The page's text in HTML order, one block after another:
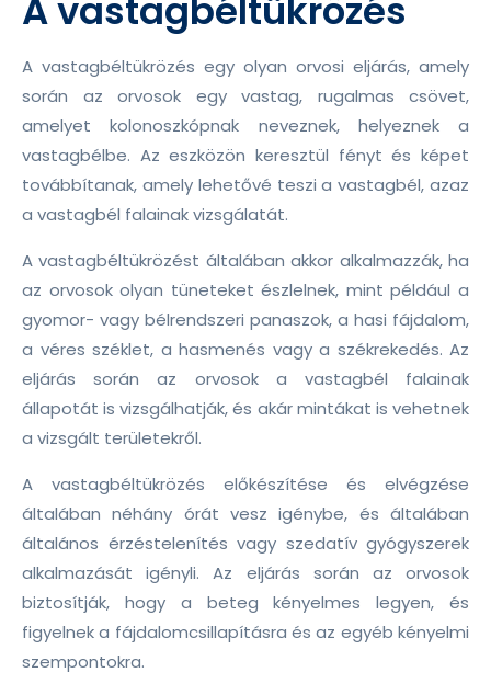
A vastagbéltükrözés
A vastagbéltükrözés egy olyan orvosi eljárás, amely
során az orvosok egy vastag, rugalmas csövet,
amelyet kolonoszkópnak neveznek, helyeznek a
vastagbélbe. Az eszközön keresztül fényt és képet
továbbítanak, amely lehetővé teszi a vastagbél, azaz
a vastagbél falainak vizsgálatát.
A vastagbéltükrözést általában akkor alkalmazzák, ha
az orvosok olyan tüneteket észlelnek, mint például a
gyomor- vagy bélrendszeri panaszok, a hasi fájdalom,
a véres széklet, a hasmenés vagy a székrekedés. Az
eljárás során az orvosok a vastagbél falainak
állapotát is vizsgálhatják, és akár mintákat is vehetnek
a vizsgált területekről.
A vastagbéltükrözés előkészítése és elvégzése
általában néhány órát vesz igénybe, és általában
általános érzéstelenítés vagy szedatív gyógyszerek
alkalmazását igényli. Az eljárás során az orvosok
biztosítják, hogy a beteg kényelmes legyen, és
figyelnek a fájdalomcsillapításra és az egyéb kényelmi
szempontokra.